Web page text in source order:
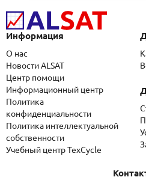
Информация
О нас
Новости ALSAT
Центр помощи
Информационный центр
Политика
конфиденциальности
Политика интеллектуальной
собственности
Учебный центр TexCycle